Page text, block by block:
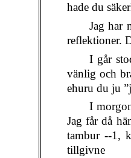
hade du
Jag har
reflektioner.
I går
vänlig och
ehuru du ju
I
Jag får då
tambur --1,
tillgivne